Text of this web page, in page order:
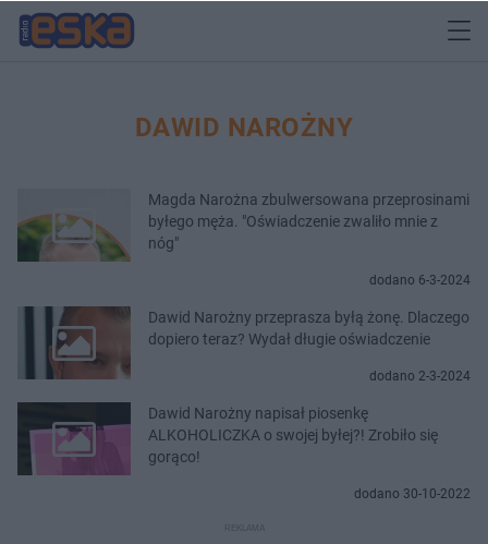
DAWID NAROŻNY
Magda Narożna zbulwersowana przeprosinami
byłego męża. "Oświadczenie zwaliło mnie z
nóg"
dodano 6-3-2024
Dawid Narożny przeprasza byłą żonę. Dlaczego
dopiero teraz? Wydał długie oświadczenie
dodano 2-3-2024
Dawid Narożny napisał piosenkę
ALKOHOLICZKA o swojej byłej?! Zrobiło się
gorąco!
dodano 30-10-2022